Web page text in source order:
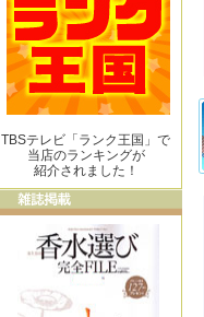
TBSテレビ「ランク王国」で
当店のランキングが
紹介されました！